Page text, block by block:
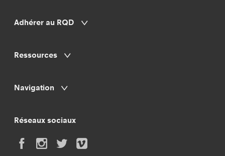
Adhérer au RQD
Ressources
Navigation
Réseaux sociaux